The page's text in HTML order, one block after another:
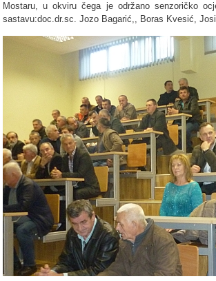
Mostaru, u okviru čega je održano senzoričko
sastavu:doc.dr.sc. Jozo Bagarić,, Boras Kvesić,